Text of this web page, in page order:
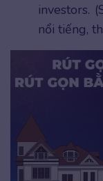
investors.
nổi tiếng,